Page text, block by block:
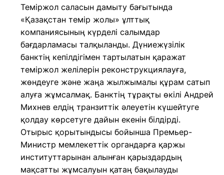
Теміржол саласын дамыту бағытында
«Қазақстан темір жолы» ұлттық
компаниясының күрделі салымдар
бағдарламасы талқыланды. Дүниежүзілік
банктің кепілдігімен тартылатын қаражат
теміржол желілерін реконструкциялауға,
жөндеуге және жаңа жылжымалы құрам сатып
алуға жұмсалмақ. Банктің тұрақты өкілі Андрей
Михнев елдің транзиттік әлеуетін күшейтуге
қолдау көрсетуге дайын екенін білдірді.
Отырыс қорытындысы бойынша Премьер-
Министр мемлекеттік органдарға қаржы
институттарынан алынған қарыздардың
мақсатты жұмсалуын қатаң бақылауды